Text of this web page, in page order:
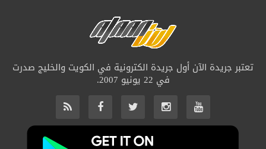
تعتبر جريدة الآن أول جريدة الكترونية في الكويت والخليج صدرت
في 22 يونيو 2007.